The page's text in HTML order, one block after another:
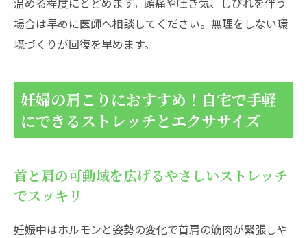
場合は早めに医師へ相談してください。無理をしない環
境づくりが回復を早めます。
妊婦の肩こりにおすすめ！自宅で手軽
にできるストレッチとエクササイズ
首と肩の可動域を広げるやさしいストレッチ
でスッキリ
妊娠中はホルモンと姿勢の変化で首肩の筋肉が緊張しや